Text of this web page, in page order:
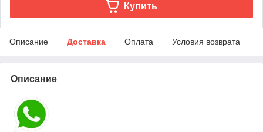
Купить
Описание Доставка Оплата Условия возврата
Описание